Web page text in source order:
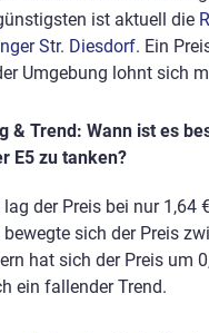
ist aktuell die
Str. Diesdorf. Ein
Umgebung lohnt sich
& Trend: Wann ist es
E5 zu tanken?
der Preis bei nur 1,64
bewegte sich der Preis
hat sich der Preis um
ein fallender Trend.